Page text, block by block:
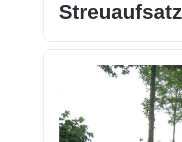
Streuaufsatz